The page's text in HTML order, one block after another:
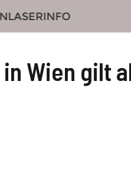
Wien gilt